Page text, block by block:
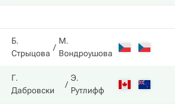
Б.
Стрыцова
М.
Вондроушова
Г.
Дабровски
Э.
Рутлифф